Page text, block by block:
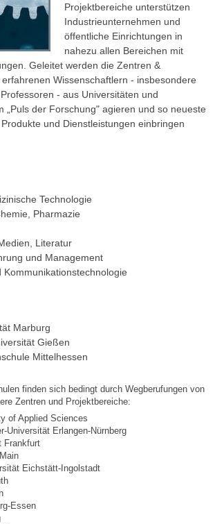
Projektbereiche unterstützen
Industrieunternehmen und
öffentliche Einrichtungen in
nahezu allen Bereichen mit
Geleitet werden die Zentren &
Wissenschaftlern - insbesondere
- aus Universitäten und
„Puls der Forschung" agieren und so neueste
und Dienstleistungen einbringen
Technologie
Pharmazie
Literatur
und Management
Kommunikationstechnologie
Marburg
Gießen
Mittelhessen
finden sich bedingt durch Wegberufungen von
Zentren und Projektbereiche:
of Applied Sciences
Universität Erlangen-Nürnberg
Frankfurt
Eichstätt-Ingolstadt
Essen